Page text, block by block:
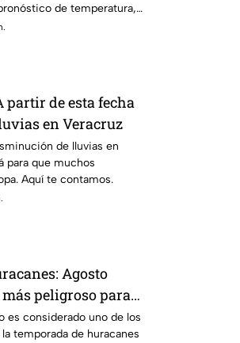
de temperatura,
el clima en los diferentes
partir de esta fecha
en Veracruz
de lluvias en
para que muchos
Aquí te contamos.
Agosto
peligroso para
es considerado uno de los
temporada de huracanes